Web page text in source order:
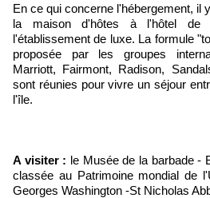
En ce qui concerne l'hébergement, il
la maison d'hôtes à l'hôtel
l'établissement de luxe. La formule
proposée par les groupes
Marriott, Fairmont, Radison,
sont réunies pour vivre un séjour
l'île.
A visiter : le Musée de la barbade -
classée au Patrimoine mondial de
Georges Washington -St Nicholas